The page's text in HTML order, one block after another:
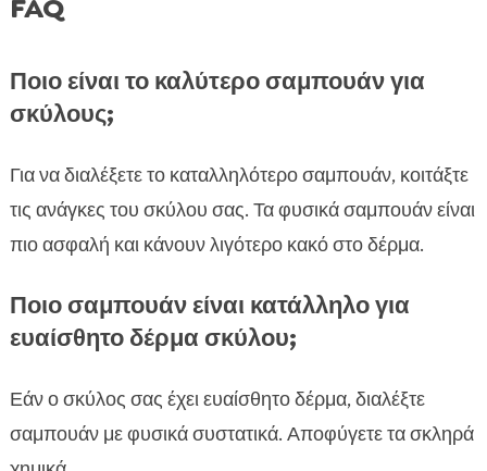
FAQ
Ποιο είναι το καλύτερο σαμπουάν για
σκύλους;
Για να διαλέξετε το καταλληλότερο σαμπουάν, κοιτάξτε
τις ανάγκες του σκύλου σας. Τα φυσικά σαμπουάν είναι
πιο ασφαλή και κάνουν λιγότερο κακό στο δέρμα.
Ποιο σαμπουάν είναι κατάλληλο για
ευαίσθητο δέρμα σκύλου;
Εάν ο σκύλος σας έχει ευαίσθητο δέρμα, διαλέξτε
σαμπουάν με φυσικά συστατικά. Αποφύγετε τα σκληρά